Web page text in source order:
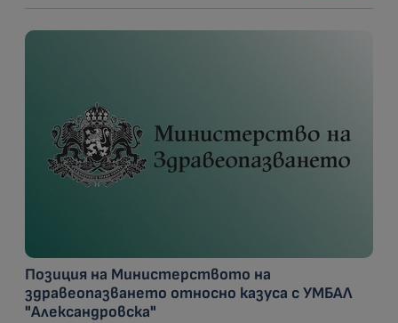
Позиция на Министерството на
здравеопазването относно казуса с УМБАЛ
"Александровска"